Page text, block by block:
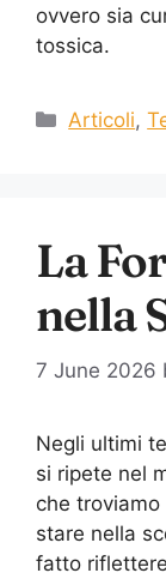
ovvero sia
tossica.
Articoli,
La
nella
7 June 2026
Negli ultimi
si ripete nel
che troviamo
stare nella
fatto